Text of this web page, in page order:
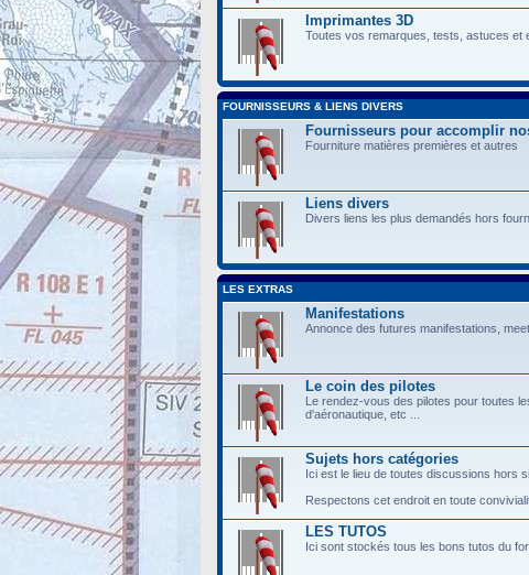
Imprimantes 3D
Toutes vos remarques, tests, astuces et
FOURNISSEURS & LIENS DIVERS
Fournisseurs pour accomplir
Fourniture matières premières et autres
Liens divers
Divers liens les plus demandés hors
LES EXTRAS
Manifestations
Annonce des futures manifestations,
Le coin des pilotes
Le rendez-vous des pilotes pour toutes
d'aéronautique, etc ...
Sujets hors catégories
Ici est le lieu de toutes discussions hors
Respectons cet endroit en toute
LES TUTOS
Ici sont stockés tous les bons tutos du